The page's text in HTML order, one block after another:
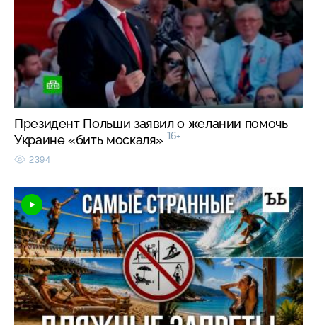
Президент Польши заявил о желании помочь
Украине «бить москаля» 16+
2394